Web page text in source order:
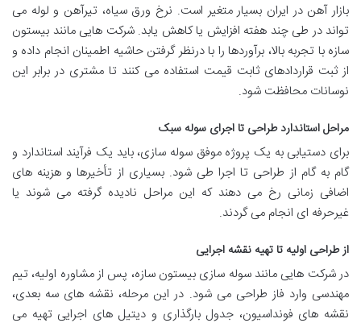
بازار آهن در ایران بسیار متغیر است. نرخ ورق سیاه، تیرآهن و لوله می
تواند در طی چند هفته افزایش یا کاهش یابد. شرکت هایی مانند بیستون
سازه با تجربه بالا، برآوردها را با درنظر گرفتن حاشیه اطمینان انجام داده و
از ثبت قراردادهای ثابت قیمت استفاده می کنند تا مشتری در برابر این
نوسانات محافظت شود.
مراحل استاندارد طراحی تا اجرای سوله سبک
برای دستیابی به یک پروژه موفق سوله سازی، باید یک فرآیند استاندارد و
گام به گام از طراحی تا اجرا طی شود. بسیاری از تأخیرها و هزینه های
اضافی زمانی رخ می دهند که این مراحل نادیده گرفته می شوند یا
غیرحرفه ای انجام می گردند.
از طراحی اولیه تا تهیه نقشه اجرایی
در شرکت هایی مانند سوله سازی بیستون سازه، پس از مشاوره اولیه، تیم
مهندسی وارد فاز طراحی می شود. در این مرحله، نقشه های سه بعدی،
نقشه های فونداسیون، جدول بارگذاری و دیتیل های اجرایی تهیه می